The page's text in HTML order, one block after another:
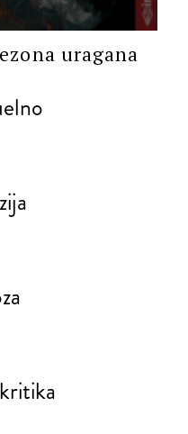
uragana